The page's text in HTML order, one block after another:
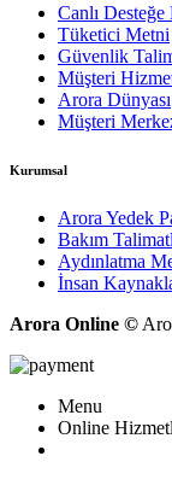
Canlı Desteğe
Tüketici Metni
Güvenlik
Müşteri
Arora Dünyası
Müşteri
Kurumsal
Arora Yedek
Bakım
Aydınlatma
İnsan
Arora Online ©
Menu
Online